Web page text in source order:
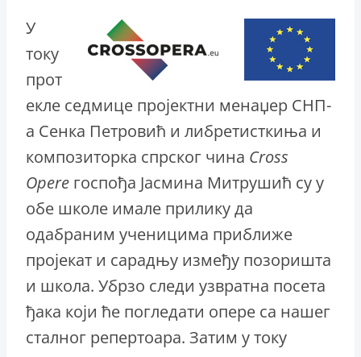
У
току
прот
екле седмице пројектни менаџер СНП-
а Сенка Петровић и либретисткиња и
композиторка спрског чина Cross
Operе госпођа Јасмина Митрушић су у
обе школе имале прилику да
одабраним ученицима приближе
пројекат и сарадњу између позоришта
и школа. Убрзо следи узвратна посета
ђака који ће погледати опере са нашег
сталног репертоара. Затим у току